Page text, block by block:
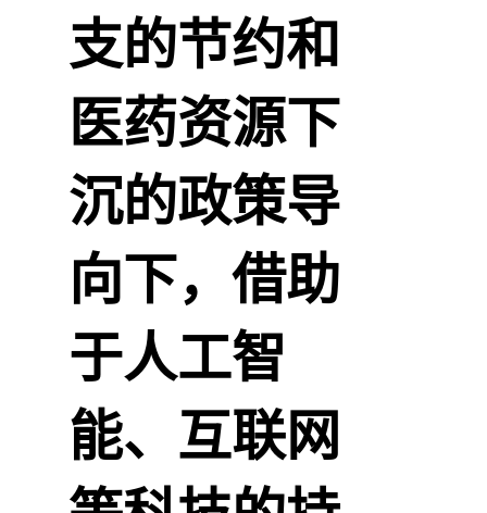
支的节约和
医药资源下
沉的政策导
向下，借助
于人工智
能、互联网